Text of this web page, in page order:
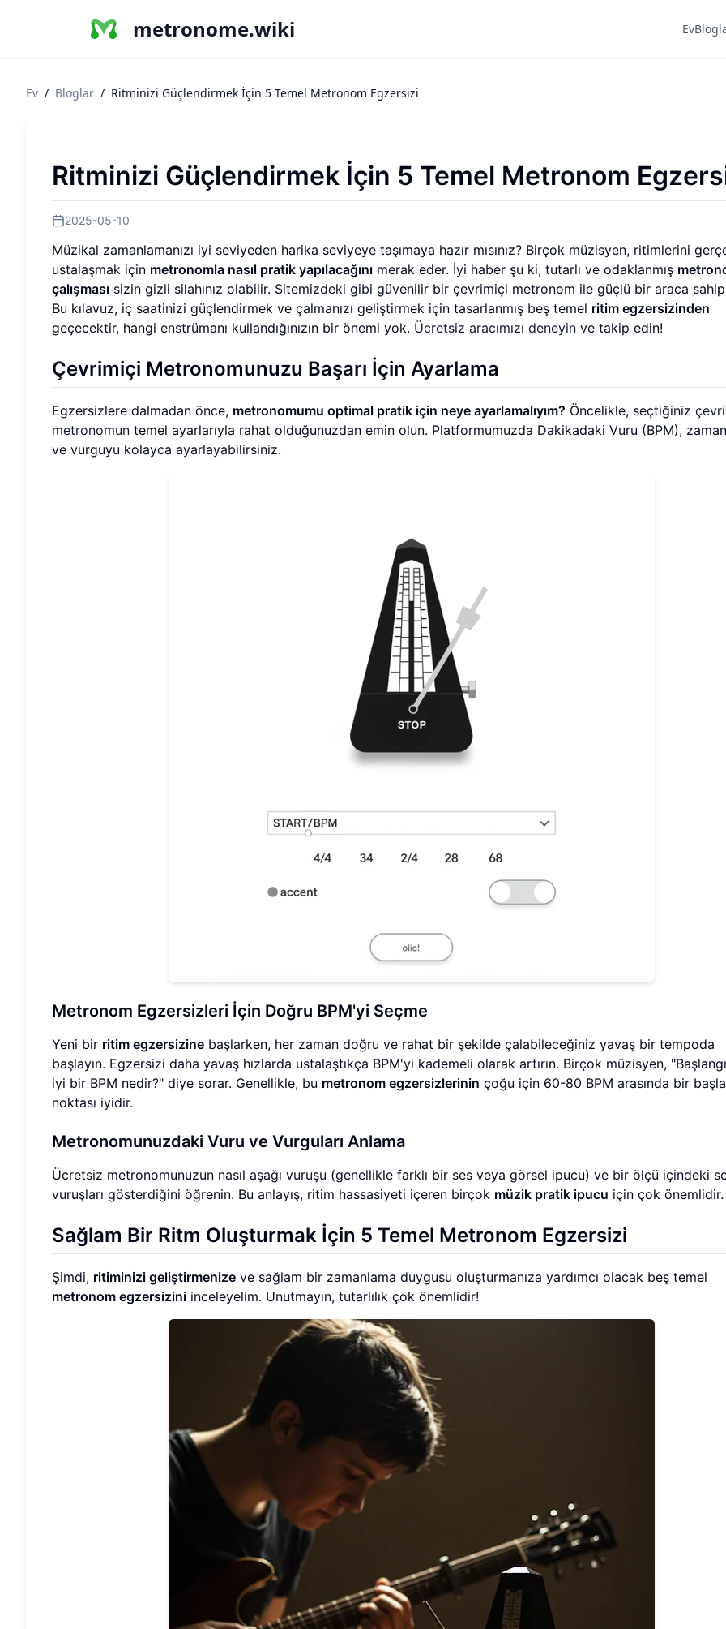
metronome.wiki Ev
Ev / Bloglar / Ritminizi Güçlendirmek İçin 5 Temel Metronom Egzersizi
Ritminizi Güçlendirmek İçin 5 Temel Metronom
2025-05-10
Müzikal zamanlamanızı iyi seviyeden harika seviyeye taşımaya hazır mısınız? Birçok müzisyen, ritimlerini
ustalaşmak için metronomla nasıl pratik yapılacağını merak eder. İyi haber şu ki, tutarlı ve odaklanmış
çalışması sizin gizli silahınız olabilir. Sitemizdeki gibi güvenilir bir çevrimiçi metronom ile güçlü bir araca
Bu kılavuz, iç saatinizi güçlendirmek ve çalmanızı geliştirmek için tasarlanmış beş temel ritim egzersizinden
geçecektir, hangi enstrümanı kullandığınızın bir önemi yok. Ücretsiz aracımızı deneyin ve takip edin!
Çevrimiçi Metronomunuzu Başarı İçin Ayarlama
Egzersizlere dalmadan önce, metronomumu optimal pratik için neye ayarlamalıyım? Öncelikle, seçtiğiniz
metronomun temel ayarlarıyla rahat olduğunuzdan emin olun. Platformumuzda Dakikadaki Vuru (BPM), zaman
ve vurguyu kolayca ayarlayabilirsiniz.
Metronom Egzersizleri İçin Doğru BPM'yi Seçme
Yeni bir ritim egzersizine başlarken, her zaman doğru ve rahat bir şekilde çalabileceğiniz yavaş bir tempoda
başlayın. Egzersizi daha yavaş hızlarda ustalaştıkça BPM'yi kademeli olarak artırın. Birçok müzisyen,
iyi bir BPM nedir?" diye sorar. Genellikle, bu metronom egzersizlerinin çoğu için 60-80 BPM arasında bir
noktası iyidir.
Metronomunuzdaki Vuru ve Vurguları Anlama
Ücretsiz metronomunuzun nasıl aşağı vuruşu (genellikle farklı bir ses veya görsel ipucu) ve bir ölçü içindeki
vuruşları gösterdiğini öğrenin. Bu anlayış, ritim hassasiyeti içeren birçok müzik pratik ipucu için çok önemlidir.
Sağlam Bir Ritm Oluşturmak İçin 5 Temel Metronom Egzersizi
Şimdi, ritiminizi geliştirmenize ve sağlam bir zamanlama duygusu oluşturmanıza yardımcı olacak beş temel
metronom egzersizini inceleyelim. Unutmayın, tutarlılık çok önemlidir!